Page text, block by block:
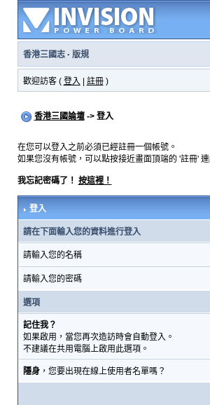
香港三國志· 版規
歡迎訪客 ( 登入 註冊)
香港三國論壇-> 登入
在您可以登入之前必須已經註冊一個帳號。
如果您沒有帳號，可以點按接近畫面頂端的 '註冊' 連
我忘記密碼了！ 按這裡！
登入
請在下面輸入您的資料進行登入
請輸入您的名稱
請輸入您的密碼
選項
記住我？
如果啟用，當您再次造訪時會自動登入。
不建議在共用電腦上啟用此選項。
隱身，您要出現在線上使用者名單嗎？